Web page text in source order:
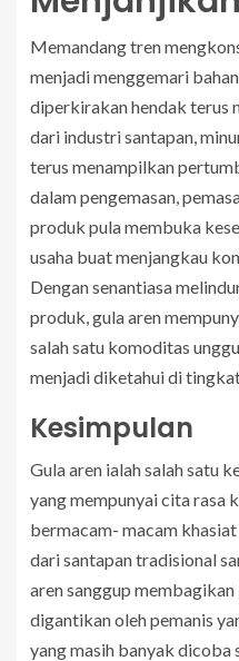
Memandang tren
menjadi menggemari
diperkirakan hendak terus
dari industri santapan,
terus menampilkan
dalam pengemasan,
produk pula membuka
usaha buat menjangkau
Dengan senantiasa
produk, gula aren
salah satu komoditas
menjadi diketahui di
Kesimpulan
Gula aren ialah salah satu
yang mempunyai cita rasa
bermacam- macam
dari santapan tradisional
aren sanggup
digantikan oleh pemanis
yang masih banyak dicoba